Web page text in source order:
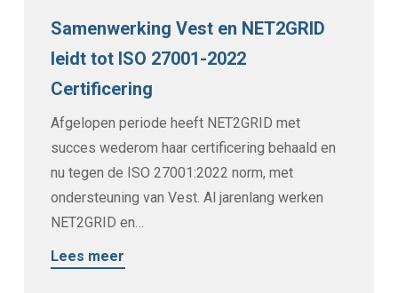
Samenwerking Vest en NET2GRID
leidt tot ISO 27001-2022
Certificering
Afgelopen periode heeft NET2GRID met
succes wederom haar certificering behaald en
nu tegen de ISO 27001:2022 norm, met
ondersteuning van Vest. Al jarenlang werken
NET2GRID en…
Lees meer